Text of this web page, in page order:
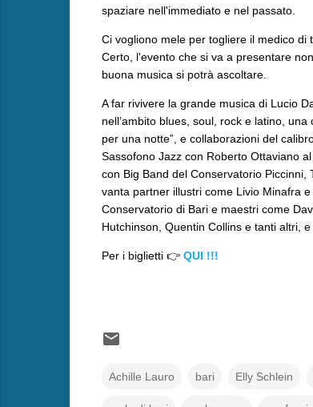
spaziare nell'immediato e nel passato.
Ci vogliono mele per togliere il medico di
Certo, l'evento che si va a presentare
buona musica si potrà ascoltare.
A far rivivere la grande musica di Lucio
nell’ambito blues, soul, rock e latino,
per una notte”, e collaborazioni del
Sassofono Jazz con Roberto Ottaviano
con Big Band del Conservatorio
vanta partner illustri come Livio Minafra
Conservatorio di Bari e maestri come
Hutchinson, Quentin Collins e tanti altri,
Per i biglietti 👉 QUI !!!
Achille Lauro bari Elly Schlein